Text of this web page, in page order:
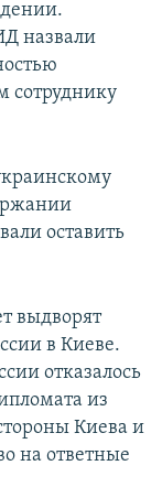
назвали
сотруднику
оставить
выдворят
в Киеве.
отказалось
из
Киева и
на ответные